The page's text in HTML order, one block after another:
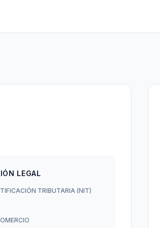
LEGAL
TRIBUTARIA (NIT)